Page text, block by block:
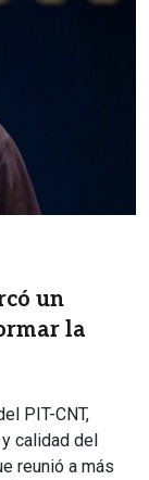
un
la
PIT-CNT,
calidad del
reunió a más